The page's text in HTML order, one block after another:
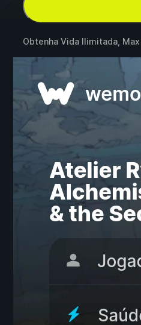
Obtenha Vida Ilimitada,